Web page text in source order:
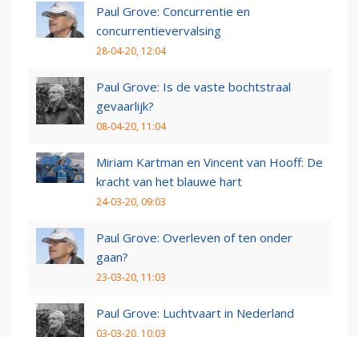
Paul Grove: Concurrentie en
concurrentievervalsing
28-04-20, 12:04
Paul Grove: Is de vaste bochtstraal
gevaarlijk?
08-04-20, 11:04
Miriam Kartman en Vincent van Hooff: De
kracht van het blauwe hart
24-03-20, 09:03
Paul Grove: Overleven of ten onder
gaan?
23-03-20, 11:03
Paul Grove: Luchtvaart in Nederland
03-03-20, 10:03